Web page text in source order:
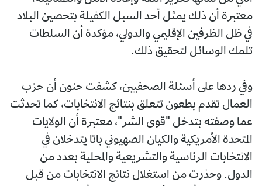
معتبرة أن ذلك يمثل أحد السبل الكفيلة بتحصين البلاد
في ظل الظرفين الإقليمي والدولي، مؤكدة أن السلطات
تلمك الوسائل لتحقيق ذلك.
وفي ردها على أسئلة الصحفيين، كشفت حنون أن حزب
العمال تقدم بطعون تتعلق بنتائج الانتخابات، كما تحدثت
عما وصفته بتدخل "قوى الشر"، معتبرة أن الولايات
المتحدة الأمريكية والكيان الصهيوني باتا يتدخلان في
الانتخابات الرئاسية والتشريعية والمحلية بعدد من
الدول. وحذرت من استغلال نتائج الانتخابات من قبل